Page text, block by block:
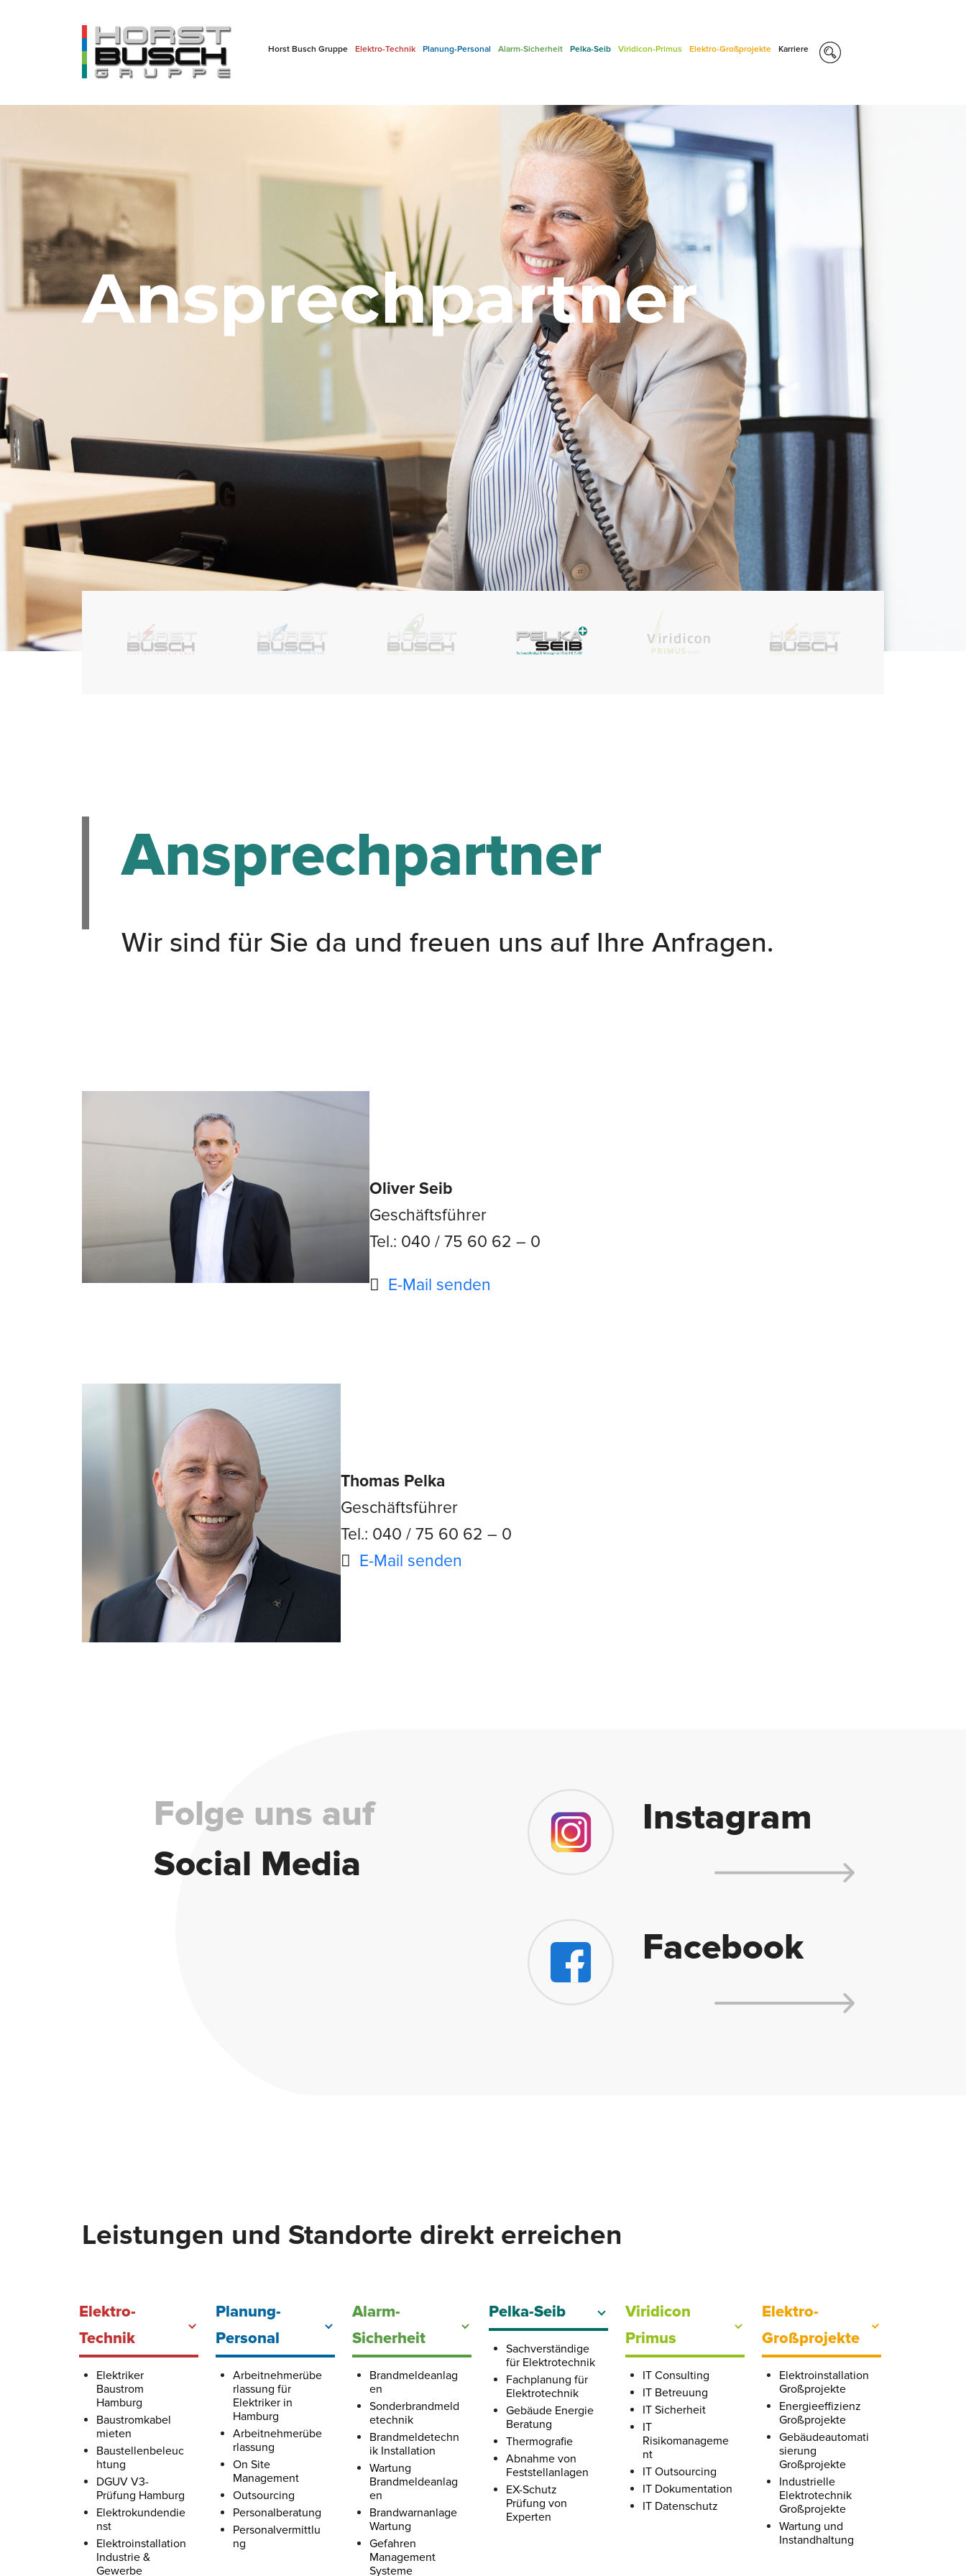
Horst Busch Gruppe Elektro-Technik Planung-Personal Alarm-Sicherheit Pelka-Seib Viridicon-Primus Elektro-Großprojekte Karriere
Ansprechpartner
Ansprechpartner
Wir sind für Sie da und freuen uns auf Ihre Anfragen.
Oliver Seib
Geschäftsführer
Tel.: 040 / 75 60 62 – 0
E-Mail senden
Thomas Pelka
Geschäftsführer
Tel.: 040 / 75 60 62 – 0
E-Mail senden
Folge uns auf
Social Media
Instagram
Facebook
Leistungen und Standorte direkt erreichen
Elektro-
Technik
Elektriker
Baustrom
Hamburg
Baustromkabel
mieten
Baustellenbeleuc
htung
DGUV V3-
Prüfung Hamburg
Elektrokundendie
nst
Elektroinstallation
Industrie &
Gewerbe
Planung-
Personal
Arbeitnehmerübe
rlassung für
Elektriker in
Hamburg
Arbeitnehmerübe
rlassung
On Site
Management
Outsourcing
Personalberatung
Personalvermittlu
ng
Alarm-
Sicherheit
Brandmeldeanlag
en
Sonderbrandmeld
etechnik
Brandmeldetechn
ik Installation
Wartung
Brandmeldeanlag
en
Brandwarnanlage
Wartung
Gefahren
Management
Systeme
Pelka-Seib
Sachverständige
für Elektrotechnik
Fachplanung für
Elektrotechnik
Gebäude Energie
Beratung
Thermografie
Abnahme von
Feststellanlagen
EX-Schutz
Prüfung von
Experten
Viridicon
Primus
IT Consulting
IT Betreuung
IT Sicherheit
IT
Risikomanageme
nt
IT Outsourcing
IT Dokumentation
IT Datenschutz
Elektro-
Großprojekte
Elektroinstallation
Großprojekte
Energieeffizienz
Großprojekte
Gebäudeautomati
sierung
Großprojekte
Industrielle
Elektrotechnik
Großprojekte
Wartung und
Instandhaltung